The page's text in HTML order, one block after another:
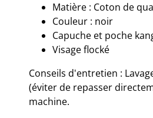
​Matière : Coton de
​Couleur : noir
Capuche et poche
Visage flocké
​Conseils d'entretien :
(éviter de repasser
machine.